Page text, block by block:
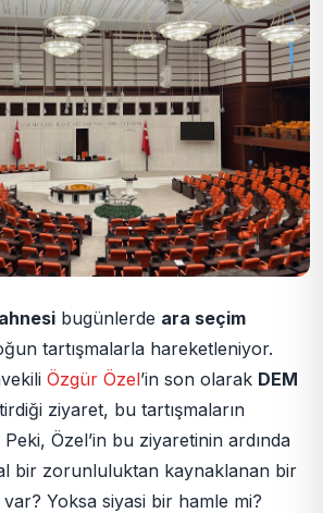
bugünlerde ara seçim
tartışmalarla hareketleniyor.
Özgür Özel’in son olarak DEM
ziyaret, bu tartışmaların
Özel’in bu ziyaretinin ardında
bir zorunluluktan kaynaklanan bir
var? Yoksa siyasi bir hamle mi?